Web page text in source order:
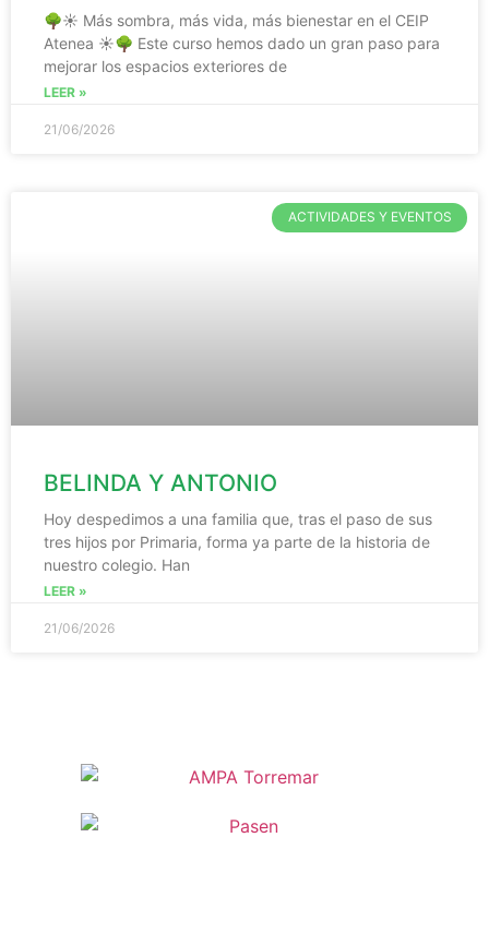
🌳☀️ Más sombra, más vida, más bienestar en el CEIP
Atenea ☀️🌳 Este curso hemos dado un gran paso para
mejorar los espacios exteriores de
LEER »
21/06/2026
ACTIVIDADES Y EVENTOS
BELINDA Y ANTONIO
Hoy despedimos a una familia que, tras el paso de sus
tres hijos por Primaria, forma ya parte de la historia de
nuestro colegio. Han
LEER »
21/06/2026